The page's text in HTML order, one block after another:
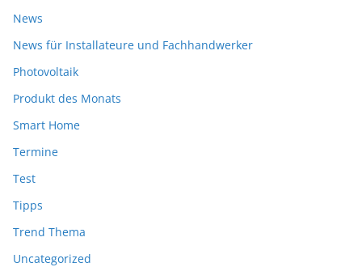
News
News für Installateure und Fachhandwerker
Photovoltaik
Produkt des Monats
Smart Home
Termine
Test
Tipps
Trend Thema
Uncategorized